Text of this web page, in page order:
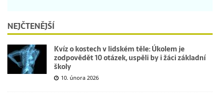
NEJČTENĚJŠÍ
Kvíz o kostech v lidském těle: Úkolem je
zodpovědět 10 otázek, uspěli by i žáci základní
školy
10. února 2026